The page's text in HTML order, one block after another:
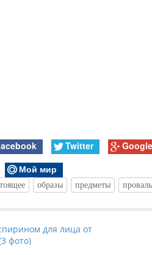
Twitter
Мой мир
образы предметы
для лица от
фото)